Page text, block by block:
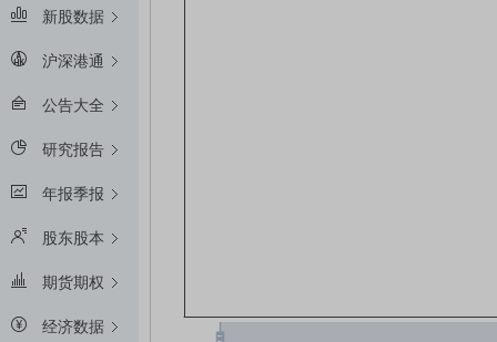
新股数据
沪深港通
公告大全
研究报告
年报季报
股东股本
期货期权
经济数据